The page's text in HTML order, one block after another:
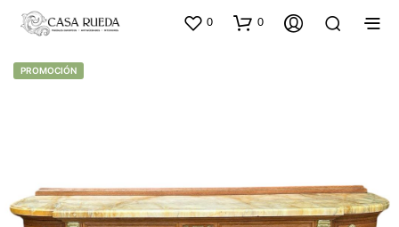
0 0
PROMOCIÓN